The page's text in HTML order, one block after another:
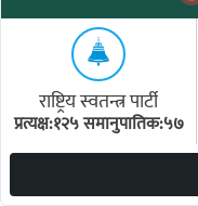
राष्ट्रिय स्वतन्त्र पार्टी
प्रत्यक्ष:१२५ समानुपातिक:५७